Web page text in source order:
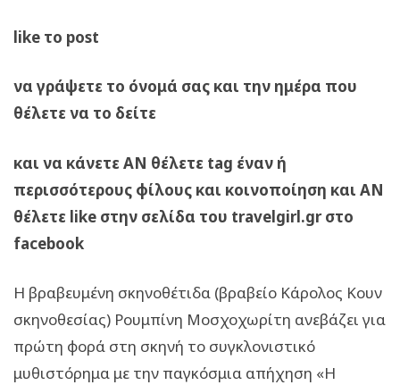
like το post
να γράψετε το όνομά σας και την ημέρα που
θέλετε να το δείτε
και να κάνετε ΑΝ θέλετε tag έναν ή
περισσότερους φίλους και κοινοποίηση και ΑΝ
θέλετε like στην σελίδα του travelgirl.gr στο
facebook
Η βραβευμένη σκηνοθέτιδα (βραβείο Κάρολος Κουν
σκηνοθεσίας) Ρουμπίνη Μοσχοχωρίτη ανεβάζει για
πρώτη φορά στη σκηνή το συγκλονιστικό
μυθιστόρημα με την παγκόσμια απήχηση «Η